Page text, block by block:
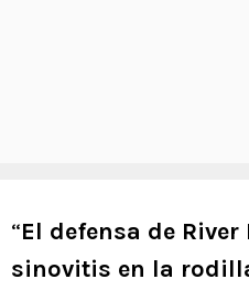
“El defensa de
sinovitis en la